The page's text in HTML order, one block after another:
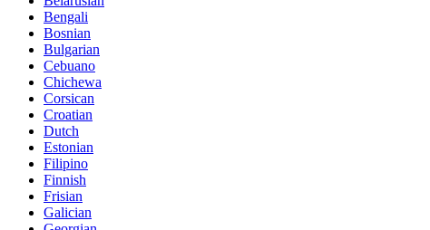
Bengali
Bosnian
Bulgarian
Cebuano
Chichewa
Corsican
Croatian
Dutch
Estonian
Filipino
Finnish
Frisian
Galician